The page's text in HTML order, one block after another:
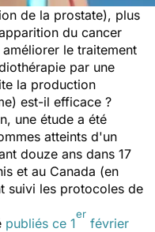
de la prostate), plus
du cancer
améliorer le traitement
par une
la production
est-il efficace ?
une étude a été
atteints d'un
douze ans dans 17
et au Canada (en
suivi les protocoles de
publiés ce 1
er
février